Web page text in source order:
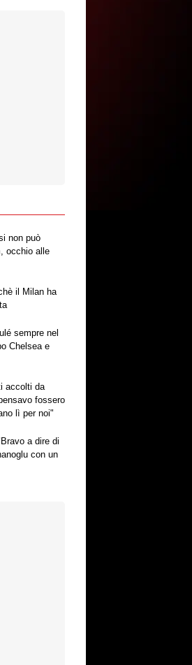
non può
occhio alle
il Milan ha
sempre nel
Chelsea e
accolti da
fossero
lì per noi"
a dire di
con un